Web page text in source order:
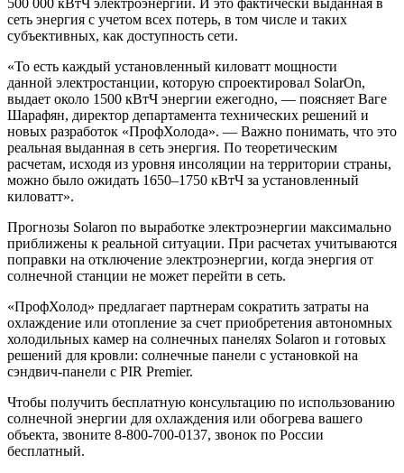
500 000 кВтЧ электроэнергии. И это фактически выданная в
сеть энергия с учетом всех потерь, в том числе и таких
субъективных, как доступность сети.
«То есть каждый установленный киловатт мощности
данной электростанции, которую спроектировал SolarOn,
выдает около 1500 кВтЧ энергии ежегодно, — поясняет Ваге
Шарафян, директор департамента технических решений и
новых разработок «ПрофХолода». — Важно понимать, что это
реальная выданная в сеть энергия. По теоретическим
расчетам, исходя из уровня инсоляции на территории страны,
можно было ожидать 1650–1750 кВтЧ за установленный
киловатт».
Прогнозы Solaron по выработке электроэнергии максимально
приближены к реальной ситуации. При расчетах учитываются
поправки на отключение электроэнергии, когда энергия от
солнечной станции не может перейти в сеть.
«ПрофХолод» предлагает партнерам сократить затраты на
охлаждение или отопление за счет приобретения автономных
холодильных камер на солнечных панелях Solaron и готовых
решений для кровли: солнечные панели с установкой на
сэндвич-панели с PIR Premier.
Чтобы получить бесплатную консультацию по использованию
солнечной энергии для охлаждения или обогрева вашего
объекта, звоните 8-800-700-0137, звонок по России
бесплатный.